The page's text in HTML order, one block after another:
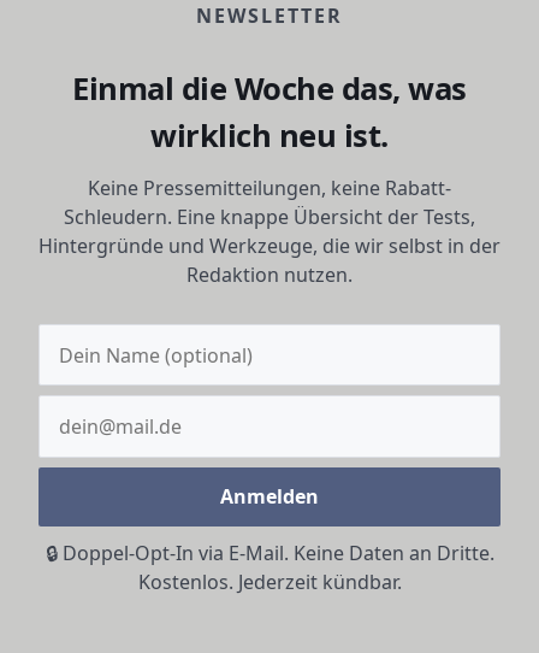
NEWSLETTER
Einmal die Woche das, was
wirklich neu ist.
Keine Pressemitteilungen, keine Rabatt-
Schleudern. Eine knappe Übersicht der Tests,
Hintergründe und Werkzeuge, die wir selbst in der
Redaktion nutzen.
Anmelden
🔒 Doppel-Opt-In via E-Mail. Keine Daten an Dritte.
Kostenlos. Jederzeit kündbar.